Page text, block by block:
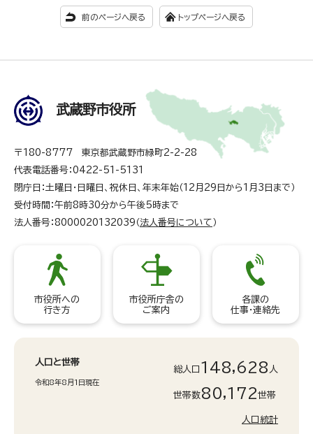
前のページへ戻る トップページへ戻る
武蔵野市役所
〒180-8777 東京都武蔵野市緑町2-2-28
代表電話番号：0422-51-5131
閉庁日：土曜日・日曜日、祝休日、年末年始（12月29日から1月3日まで）
受付時間：午前8時30分から午後5時まで
法人番号：8000020132039（ 法人番号について ）
市役所への
行き方
市役所庁舎の
ご案内
各課の
仕事・連絡先
人口と世帯
令和8年8月1日現在
総人口 148,628 人
世帯数80,172世帯
人口統計